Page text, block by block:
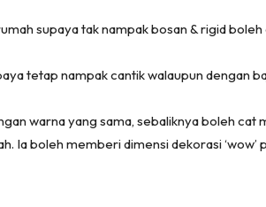
Ruang Tamu
Impiana Makeover
Makeover Ruang Selebriti
supaya tak nampak bosan & rigid
tetap nampak cantik walaupun dengan
warna yang sama, sebaliknya boleh
Ia boleh memberi dimensi dekorasi